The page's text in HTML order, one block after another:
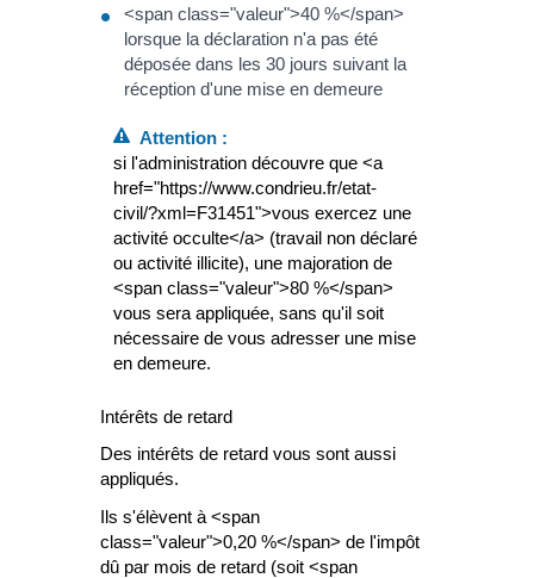
<span class="valeur">40 %</span>
lorsque la déclaration n'a pas été
déposée dans les 30 jours suivant la
réception d'une mise en demeure
Attention :
si l'administration découvre que <a
href="https://www.condrieu.fr/etat-
civil/?xml=F31451">vous exercez une
activité occulte</a> (travail non déclaré
ou activité illicite), une majoration de
<span class="valeur">80 %</span>
vous sera appliquée, sans qu'il soit
nécessaire de vous adresser une mise
en demeure.
Intérêts de retard
Des intérêts de retard vous sont aussi
appliqués.
Ils s'élèvent à <span
class="valeur">0,20 %</span> de l'impôt
dû par mois de retard (soit <span